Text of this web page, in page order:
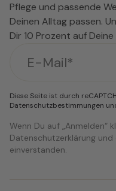
Pflege und passende
Deinen Alltag passen.
Dir 10 Prozent auf
Diese Seite ist durch
Datenschutzbestimmungen
Wenn Du auf „Anmelden“
Datenschutzerklärung
einverstanden.